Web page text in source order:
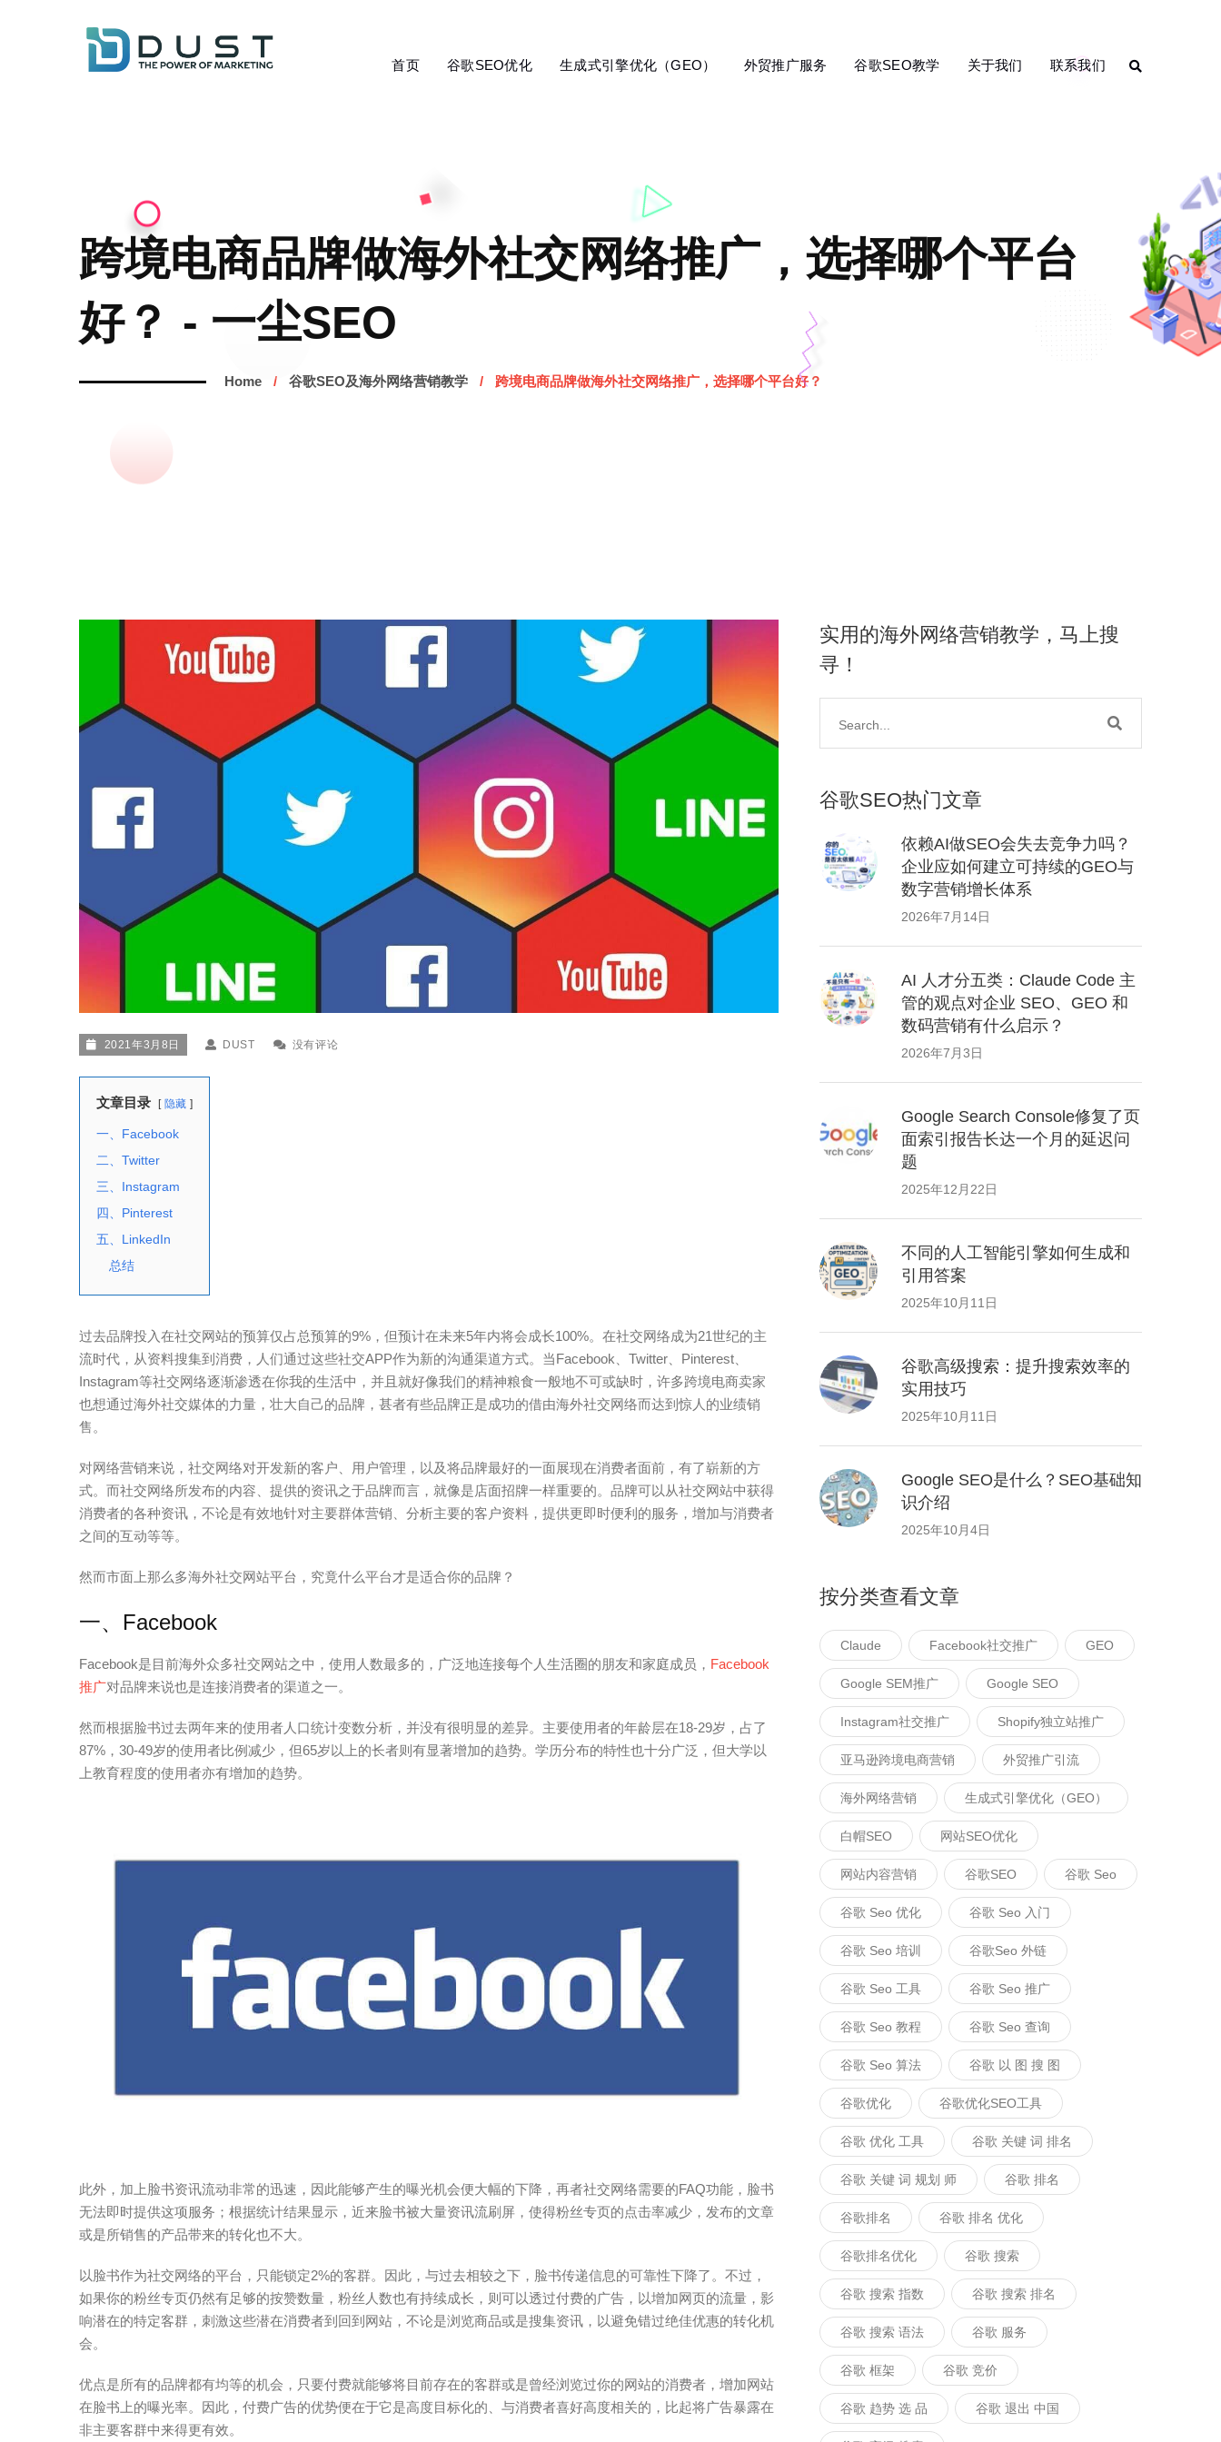
首页 谷歌SEO优化 生成式引擎优化（GEO） 外贸推广服务 谷歌SEO教学 关于我们 联系我们
跨境电商品牌做海外社交网络推广，选择哪个平台
好？ - 一尘SEO
Home 谷歌SEO及海外网络营销教学 跨境电商品牌做海外社交网络推广，选择哪个平台好？
2021年3月8日 DUST 没有评论
文章目录 隐藏
一、Facebook
二、Twitter
三、Instagram
四、Pinterest
五、LinkedIn
总结
过去品牌投入在社交网站的预算仅占总预算的9%，但预计在未来5年内将会成长100%。在社交网络成为21世纪的主
流时代，从资料搜集到消费，人们通过这些社交APP作为新的沟通渠道方式。当Facebook、Twitter、Pinterest、
Instagram等社交网络逐渐渗透在你我的生活中，并且就好像我们的精神粮食一般地不可或缺时，许多跨境电商卖家
也想通过海外社交媒体的力量，壮大自己的品牌，甚者有些品牌正是成功的借由海外社交网络而达到惊人的业绩销
售。
对网络营销来说，社交网络对开发新的客户、用户管理，以及将品牌最好的一面展现在消费者面前，有了崭新的方
式。而社交网络所发布的内容、提供的资讯之于品牌而言，就像是店面招牌一样重要的。品牌可以从社交网站中获得
消费者的各种资讯，不论是有效地针对主要群体营销、分析主要的客户资料，提供更即时便利的服务，增加与消费者
之间的互动等等。
然而市面上那么多海外社交网站平台，究竟什么平台才是适合你的品牌？
一、Facebook
Facebook是目前海外众多社交网站之中，使用人数最多的，广泛地连接每个人生活圈的朋友和家庭成员， Facebook
推广对品牌来说也是连接消费者的渠道之一。
然而根据脸书过去两年来的使用者人口统计变数分析，并没有很明显的差异。主要使用者的年龄层在18-29岁，占了
87%，30-49岁的使用者比例减少，但65岁以上的长者则有显著增加的趋势。学历分布的特性也十分广泛，但大学以
上教育程度的使用者亦有增加的趋势。
此外，加上脸书资讯流动非常的迅速，因此能够产生的曝光机会便大幅的下降，再者社交网络需要的FAQ功能，脸书
无法即时提供这项服务；根据统计结果显示，近来脸书被大量资讯流刷屏，使得粉丝专页的点击率减少，发布的文章
或是所销售的产品带来的转化也不大。
以脸书作为社交网络的平台，只能锁定2%的客群。因此，与过去相较之下，脸书传递信息的可靠性下降了。不过，
如果你的粉丝专页仍然有足够的按赞数量，粉丝人数也有持续成长，则可以透过付费的广告，以增加网页的流量，影
响潜在的特定客群，刺激这些潜在消费者到回到网站，不论是浏览商品或是搜集资讯，以避免错过绝佳优惠的转化机
会。
优点是所有的品牌都有均等的机会，只要付费就能够将目前存在的客群或是曾经浏览过你的网站的消费者，增加网站
在脸书上的曝光率。因此，付费广告的优势便在于它是高度目标化的、与消费者喜好高度相关的，比起将广告暴露在
非主要客群中来得更有效。
实用的海外网络营销教学，马上搜
寻！
谷歌SEO热门文章
依赖AI做SEO会失去竞争力吗？
企业应如何建立可持续的GEO与
数字营销增长体系
2026年7月14日
AI 人才分五类：Claude Code 主
管的观点对企业 SEO、GEO 和
数码营销有什么启示？
2026年7月3日
Google Search Console修复了页
面索引报告长达一个月的延迟问
题
2025年12月22日
不同的人工智能引擎如何生成和
引用答案
2025年10月11日
谷歌高级搜索：提升搜索效率的
实用技巧
2025年10月11日
Google SEO是什么？SEO基础知
识介绍
2025年10月4日
按分类查看文章
Claude Facebook社交推广 GEO
Google SEM推广 Google SEO
Instagram社交推广 Shopify独立站推广
亚马逊跨境电商营销 外贸推广引流
海外网络营销 生成式引擎优化（GEO）
白帽SEO 网站SEO优化
网站内容营销 谷歌SEO 谷歌 Seo
谷歌 Seo 优化 谷歌 Seo 入门
谷歌 Seo 培训 谷歌seo 外链
谷歌 Seo 工具 谷歌 Seo 推广
谷歌 Seo 教程 谷歌 Seo 查询
谷歌 Seo 算法 谷歌 以 图 搜 图
谷歌优化 谷歌优化SEO工具
谷歌 优化 工具 谷歌 关键 词 排名
谷歌 关键 词 规划 师 谷歌 排名
谷歌排名 谷歌 排名 优化
谷歌排名优化 谷歌 搜索
谷歌 搜索 指数 谷歌 搜索 排名
谷歌 搜索 语法 谷歌 服务
谷歌 框架 谷歌 竞价
谷歌 趋势 选 品 谷歌 退出 中国